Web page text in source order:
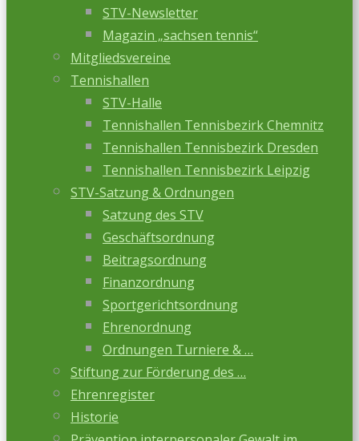
STV-Newsletter
Magazin „sachsen tennis“
Mitgliedsvereine
Tennishallen
STV-Halle
Tennishallen Tennisbezirk Chemnitz
Tennishallen Tennisbezirk Dresden
Tennishallen Tennisbezirk Leipzig
STV-Satzung & Ordnungen
Satzung des STV
Geschäftsordnung
Beitragsordnung
Finanzordnung
Sportgerichtsordnung
Ehrenordnung
Ordnungen Turniere & …
Stiftung zur Förderung des …
Ehrenregister
Historie